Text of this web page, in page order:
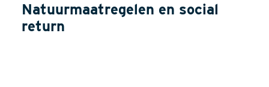
Natuurmaatregelen en social
return